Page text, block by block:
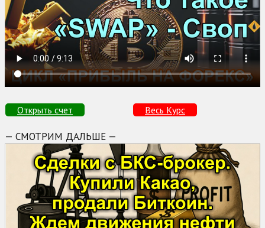
Открыть счет Весь Курс
— СМОТРИМ ДАЛЬШЕ —